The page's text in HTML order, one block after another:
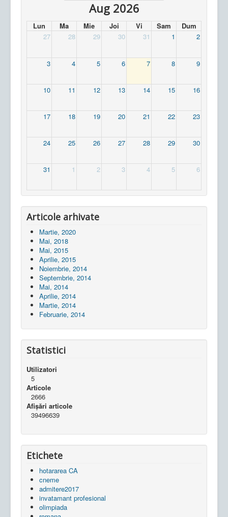
Aug 2026
Lun Ma Mie Joi Vi Sam
Dum
27
28 29 30 31 1 2
3 4 5 6 7 8 9
10 11 12 13 14 15 16
17 18 19 20 21 22 23
24 25 26 27 28 29 30
31 1 2 3 4 5 6
Articole arhivate
Martie, 2020
Mai, 2018
Mai, 2015
Aprilie, 2015
Noiembrie, 2014
Septembrie, 2014
Mai, 2014
Aprilie, 2014
Martie, 2014
Februarie, 2014
Statistici
Utilizatori
5
Articole
2666
Afișări articole
39496639
Etichete
hotararea CA
cneme
admitere2017
invatamant profesional
olimpiada